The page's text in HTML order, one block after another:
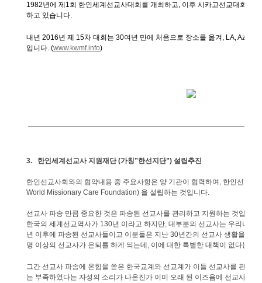
1982년에 제 1회 한인세계선교사대회를 개최하고, 이후 시카고선교대회로
하고 있습니다.
내년 2016년 제 15차 대회는 30여년 만에 처음으로 장소를 옮겨 , LA, Azusa
입니다. (www.kwmf.info)
3. 한인세계선교사 지원재단(가칭”한선지단”) 설립추진
한인선교사회와의 협약내용 중 주요사항은 양 기관이 협력하여 , 한인선교사
World Missionary Care Foundation) 을 설립하는 것입니다.
선교사 파송 만큼 중요한 것은 파송된 선교사를 관리하고 지원하는 것입니다
한국의 세계선교역사가 130년 이라고 하지만, 대부분의 선교사는 우리나라
년 이후에 파송된 선교사들이고 이분들은 지난 30년간의 선교사 생활을
명 이상의 선교사가 은퇴를 하게 되는데 , 이에 대한 특별한 대책이 없다는
그간 선교사 파송에 온힘을 쏟은 한국교계와 선교계가 이들 선교사를 관리하
는 부족하였다는 자성의 소리가 나온진가 이미 오래 된 이즈음에 선교사의